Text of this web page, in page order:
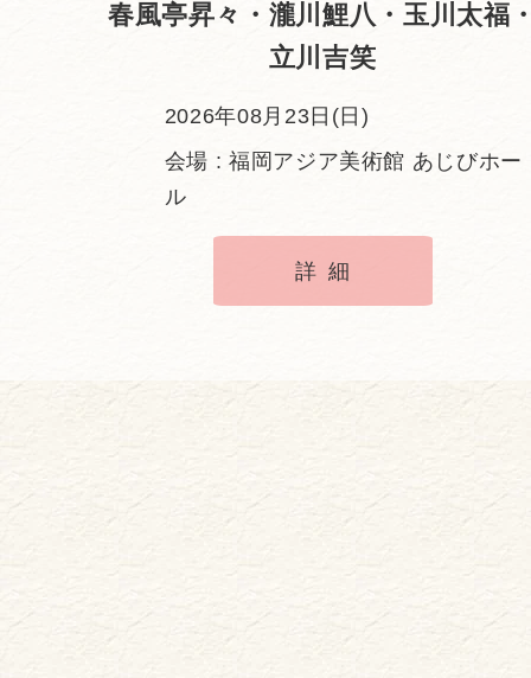
春風亭昇々・瀧川鯉八・玉川太福
立川吉笑
2026年08月23日(日)
会場 : 福岡アジア美術館 あじびホー
ル
詳細